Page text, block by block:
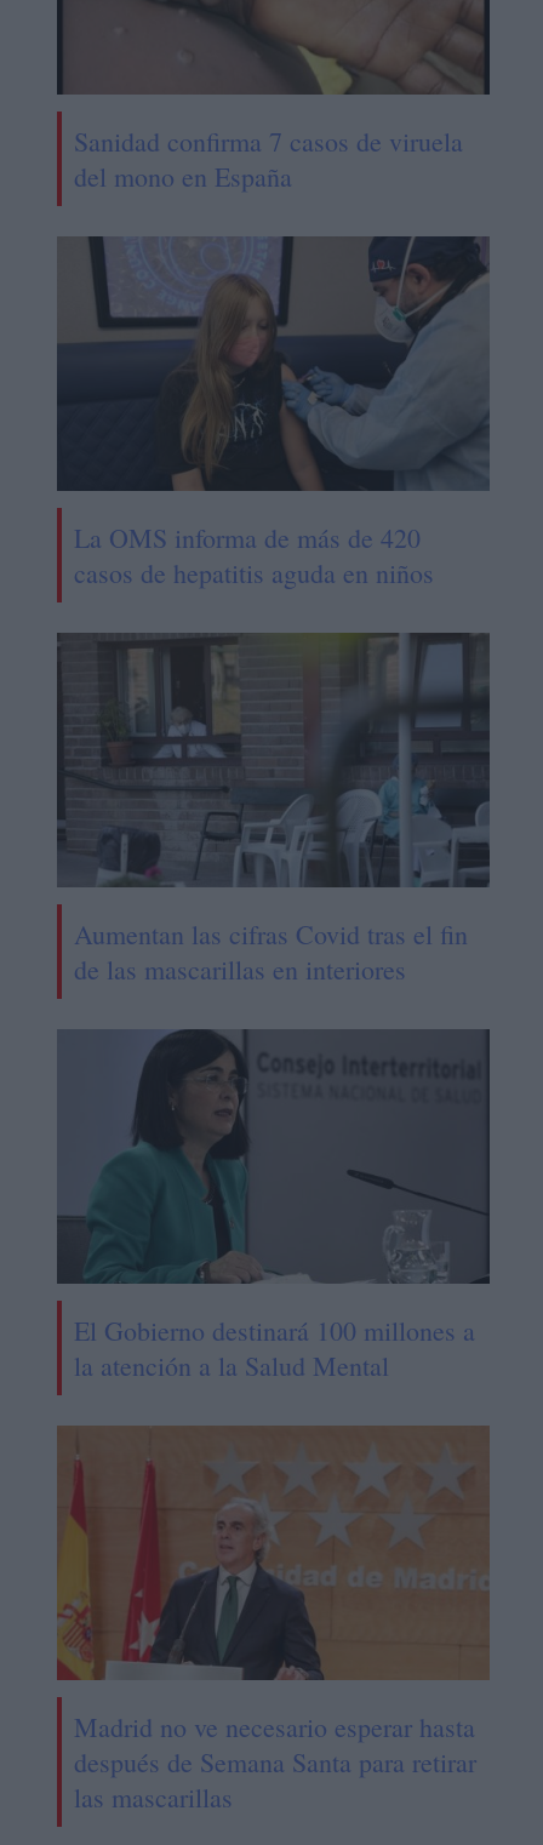
Sanidad confirma 7 casos de viruela
del mono en España
La OMS informa de más de 420
casos de hepatitis aguda en niños
Aumentan las cifras Covid tras el fin
de las mascarillas en interiores
El Gobierno destinará 100 millones a
la atención a la Salud Mental
Madrid no ve necesario esperar hasta
después de Semana Santa para retirar
las mascarillas